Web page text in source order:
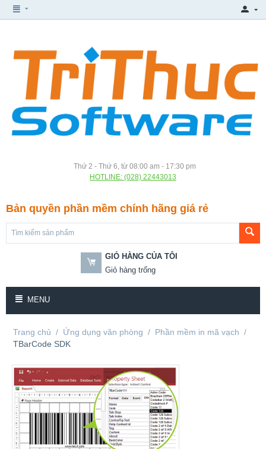
Thứ 2 - Thứ 6, từ 08:00 am - 17:30 pm
HOTLINE: (028) 22443013
Bản quyền phần mềm chính hãng giá rẻ
GIỎ HÀNG CỦA TÔI
Giỏ hàng trống
MENU
Trang chủ / Ứng dụng văn phòng / Phần mềm in mã vạch /
TBarCode SDK